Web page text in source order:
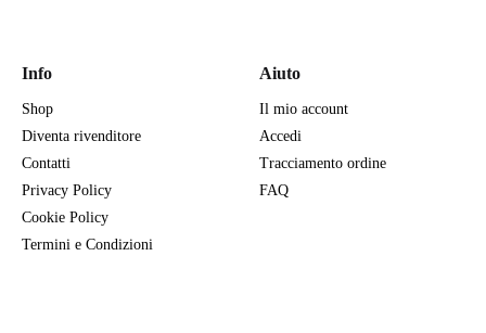
Info
Shop
Diventa rivenditore
Contatti
Privacy Policy
Cookie Policy
Termini e Condizioni
Aiuto
Il mio account
Accedi
Tracciamento ordine
FAQ